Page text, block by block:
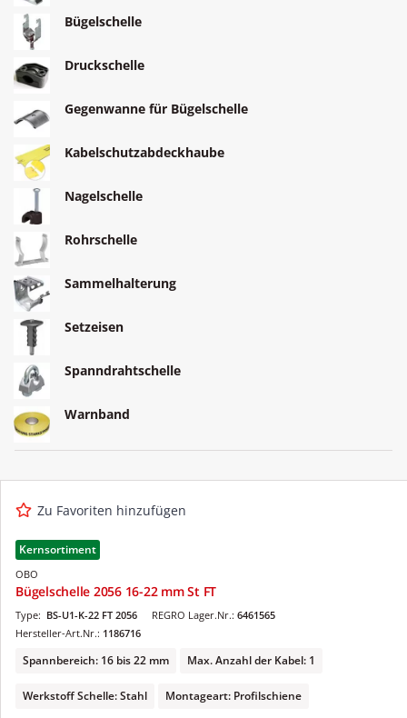
Bügelschelle
Druckschelle
Gegenwanne für Bügelschelle
Kabelschutzabdeckhaube
Nagelschelle
Rohrschelle
Sammelhalterung
Setzeisen
Spanndrahtschelle
Warnband
Zu Favoriten hinzufügen
Kernsortiment
OBO
Bügelschelle 2056 16-22 mm St FT
REGRO Lager.Nr.: 6461565
Type: BS-U1-K-22 FT 2056
Hersteller-Art.Nr.: 1186716
Spannbereich: 16 bis 22 mm Max. Anzahl der Kabel: 1
Werkstoff Schelle: Stahl Montageart: Profilschiene